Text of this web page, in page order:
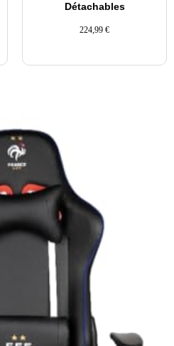
Détachables
224,99 €